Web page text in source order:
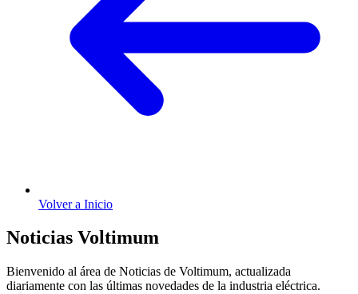
Volver a Inicio
Noticias Voltimum
Bienvenido al área de Noticias de Voltimum, actualizada
diariamente con las últimas novedades de la industria eléctrica.